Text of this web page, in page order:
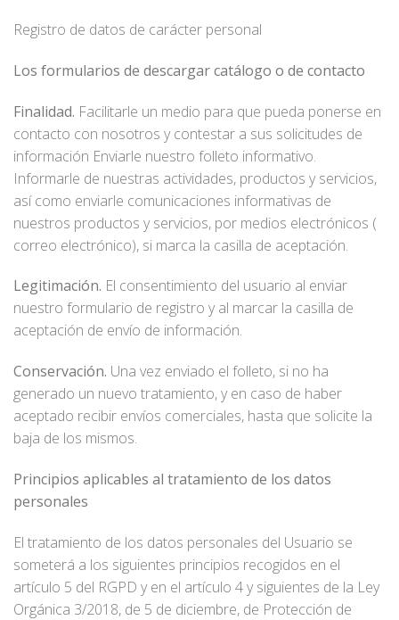
Registro de datos de carácter personal
Los formularios de descargar catálogo o de contacto
Finalidad. Facilitarle un medio para que pueda ponerse en
contacto con nosotros y contestar a sus solicitudes de
información Enviarle nuestro folleto informativo.
Informarle de nuestras actividades, productos y servicios,
así como enviarle comunicaciones informativas de
nuestros productos y servicios, por medios electrónicos (
correo electrónico), si marca la casilla de aceptación.
Legitimación. El consentimiento del usuario al enviar
nuestro formulario de registro y al marcar la casilla de
aceptación de envío de información.
Conservación. Una vez enviado el folleto, si no ha
generado un nuevo tratamiento, y en caso de haber
aceptado recibir envíos comerciales, hasta que solicite la
baja de los mismos.
Principios aplicables al tratamiento de los datos
personales
El tratamiento de los datos personales del Usuario se
someterá a los siguientes principios recogidos en el
artículo 5 del RGPD y en el artículo 4 y siguientes de la Ley
Orgánica 3/2018, de 5 de diciembre, de Protección de